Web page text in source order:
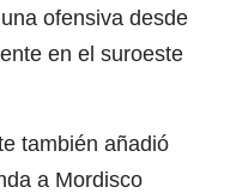
ofensiva desde
en el suroeste
también añadió
a Mordisco